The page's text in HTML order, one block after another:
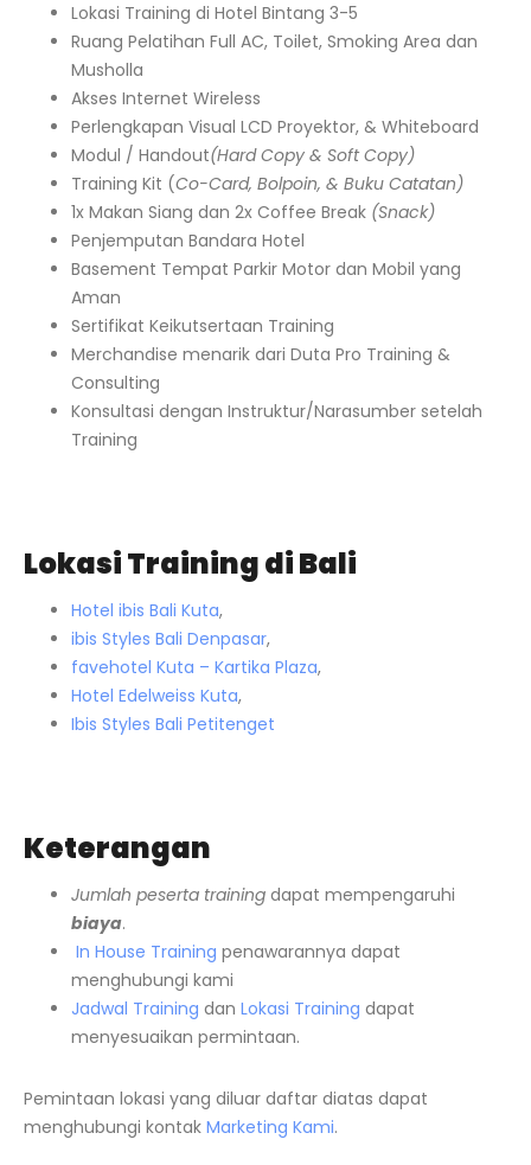
Lokasi Training di Hotel Bintang 3-5
Ruang Pelatihan Full AC, Toilet, Smoking Area dan
Musholla
Akses Internet Wireless
Perlengkapan Visual LCD Proyektor, & Whiteboard
Modul / Handout(Hard Copy & Soft Copy)
Training Kit (Co-Card, Bolpoin, & Buku Catatan)
1x Makan Siang dan 2x Coffee Break (Snack)
Penjemputan Bandara Hotel
Basement Tempat Parkir Motor dan Mobil yang
Aman
Sertifikat Keikutsertaan Training
Merchandise menarik dari Duta Pro Training &
Consulting
Konsultasi dengan Instruktur/Narasumber setelah
Training
Lokasi Training di Bali
Hotel ibis Bali Kuta,
ibis Styles Bali Denpasar,
favehotel Kuta – Kartika Plaza,
Hotel Edelweiss Kuta,
Ibis Styles Bali Petitenget
Keterangan
Jumlah peserta training dapat mempengaruhi
biaya.
In House Training penawarannya dapat
menghubungi kami
Jadwal Training dan Lokasi Training dapat
menyesuaikan permintaan.
Pemintaan lokasi yang diluar daftar diatas dapat
menghubungi kontak Marketing Kami.